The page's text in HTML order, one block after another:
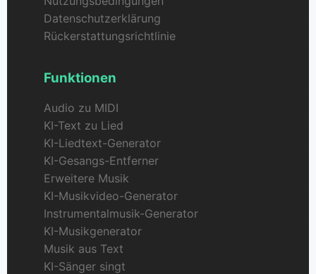
Datenschutzerklärung
Rückerstattungsrichtlinie
Funktionen
Audio zu MIDI
KI-Text zu Lied
KI-Liedtext-Generator
KI-Gesangs-Entferner
Erweitere Musik
KI-Musikvideo-Generator
Instrumentalmusik-Generator
KI-Musikgenerator
Musik aus Text
KI-Sänger singt